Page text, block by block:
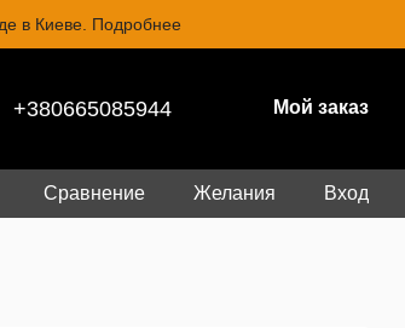
в Киеве. Подробнее
+380665085944 Мой заказ
Сравнение Желания Вход